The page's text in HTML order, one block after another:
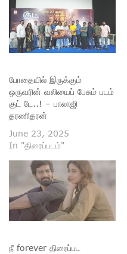
போதையில் இருக்கும்
ஒருவரின் வலியைப் பேசும் படம்
குட் டே..! – பாலாஜி
தரணிதரன்
June 23, 2025
In "திரைப்படம்"
நீ forever திரைப்பட